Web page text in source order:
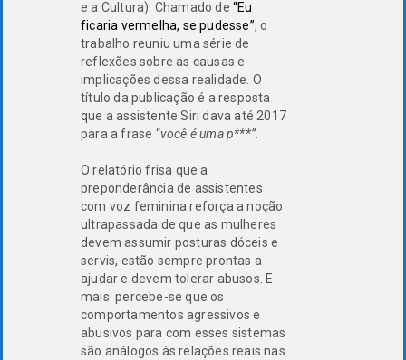
e a Cultura). Chamado de “Eu
ficaria vermelha, se pudesse”, o
trabalho reuniu uma série de
reflexões sobre as causas e
implicações dessa realidade. O
título da publicação é a resposta
que a assistente Siri dava até 2017
para a frase “você é uma p***”.
O relatório frisa que a
preponderância de assistentes
com voz feminina reforça a noção
ultrapassada de que as mulheres
devem assumir posturas dóceis e
servis, estão sempre prontas a
ajudar e devem tolerar abusos. E
mais: percebe-se que os
comportamentos agressivos e
abusivos para com esses sistemas
são análogos às relações reais nas